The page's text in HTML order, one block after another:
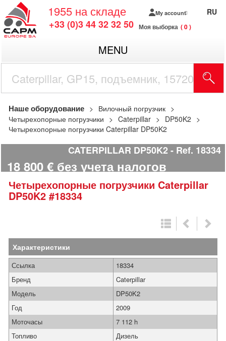
1955 на складе
+33 (0)3 44 32 32 50
My account
Моя выборка 0
RU
MENU
Наше оборудование
Вилочный погрузчик
Четырехопорные погрузчики
Caterpillar
DP50K2
Четырехопорные погрузчики Caterpillar DP50K2
CATERPILLAR DP50K2 Ref. 18334
18 800 € без учета налогов
Четырехопорные погрузчики Caterpillar
DP50K2 #18334
Характеристики
Ссылка
18334
Бренд
Caterpillar
Модель
DP50K2
Год
2009
Моточасы
7 112 h
Топливо
Дизель